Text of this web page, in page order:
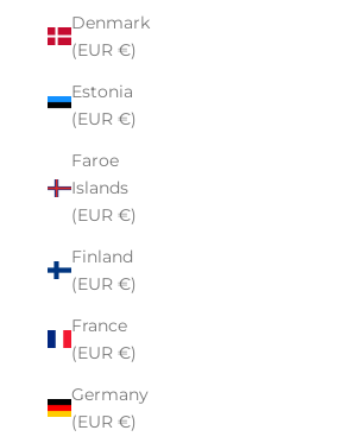
Denmark
(EUR €)
Estonia
(EUR €)
Faroe
Islands
(EUR €)
Finland
(EUR €)
France
(EUR €)
Germany
(EUR €)